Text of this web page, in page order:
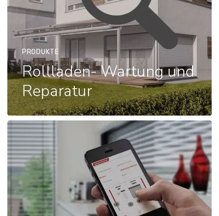
PRODUKTE
Rollladen- Wartung und
Reparatur